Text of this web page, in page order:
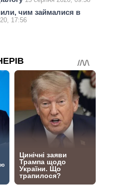
чим займалися в
17:56